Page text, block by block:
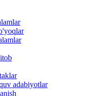
adabiyotlar